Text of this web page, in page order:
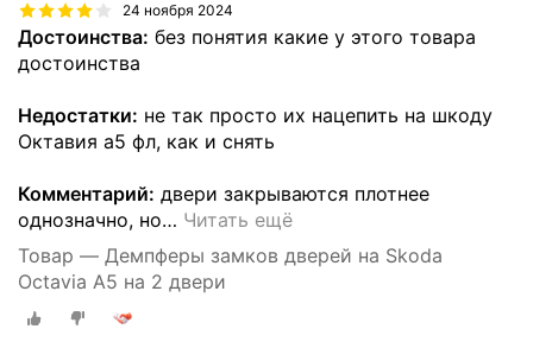
24 ноября 2024
Достоинства: без понятия какие у этого товара
достоинства
Недостатки: не так просто их нацепить на шкоду
Октавия а5 фл, как и снять
Комментарий: двери закрываются плотнее
однозначно, но… Читать ещё
Товар — Демпферы замков дверей на Skoda
Octavia A5 на 2 двери